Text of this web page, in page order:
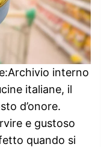
interno
italiane, il
d’onore.
e gustoso
quando si